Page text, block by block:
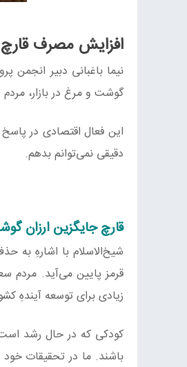
افزایش مصرف
نیما باغبانی دبیر انجمن
گوشت و مرغ در بازار،
این فعال اقتصادی در
دقیقی نمی‌توانم بدهم.
قارچ جایگزین ارزان
شیخ‌الاسلام با اشارهِ
قرمز پایین می‌آید. مردم
زیادی برای توسعه آیندهِ
کودکی که در حال رشد
باشند. ما در تحقیقات